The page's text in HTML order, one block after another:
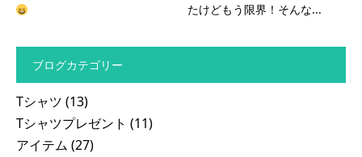
たけどもう限界！そんな...
ブログカテゴリー
Tシャツ (13)
Tシャツプレゼント (11)
アイテム (27)